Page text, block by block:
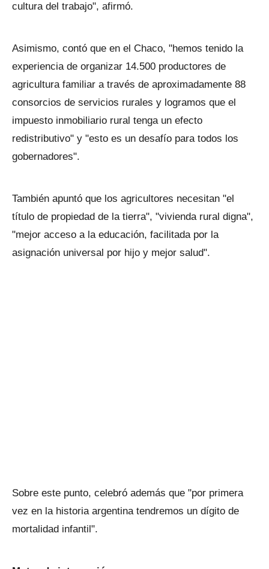
cultura del trabajo", afirmó.
Asimismo, contó que en el Chaco, "hemos tenido la
experiencia de organizar 14.500 productores de
agricultura familiar a través de aproximadamente 88
consorcios de servicios rurales y logramos que el
impuesto inmobiliario rural tenga un efecto
redistributivo" y "esto es un desafío para todos los
gobernadores".
También apuntó que los agricultores necesitan "el
título de propiedad de la tierra", "vivienda rural digna",
"mejor acceso a la educación, facilitada por la
asignación universal por hijo y mejor salud".
Sobre este punto, celebró además que "por primera
vez en la historia argentina tendremos un dígito de
mortalidad infantil".